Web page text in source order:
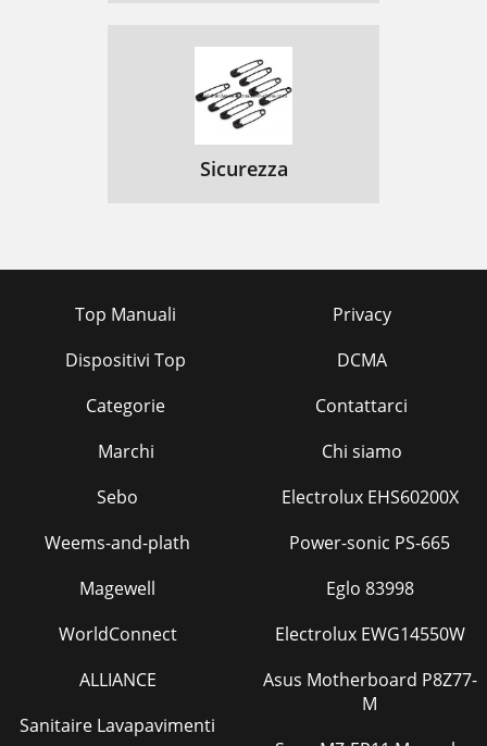
Sicurezza
Top Manuali
Dispositivi Top
Categorie
Marchi
Privacy
DCMA
Contattarci
Chi siamo
Sebo
Weems-and-plath
Magewell
WorldConnect
ALLIANCE
Sanitaire Lavapavimenti
Electrolux EHS60200X
Power-sonic PS-665
Eglo 83998
Electrolux EWG14550W
Asus Motherboard P8Z77-
M